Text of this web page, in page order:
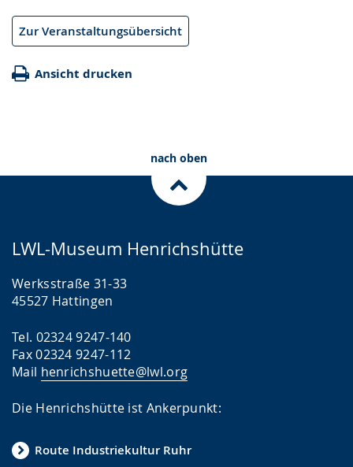
Zur Veranstaltungsübersicht
Ansicht drucken
nach oben
LWL-Museum Henrichshütte
Werksstraße 31-33
45527 Hattingen
Tel. 02324 9247-140
Fax 02324 9247-112
Mail henrichshuette@lwl.org
Die Henrichshütte ist Ankerpunkt:
Route Industriekultur Ruhr